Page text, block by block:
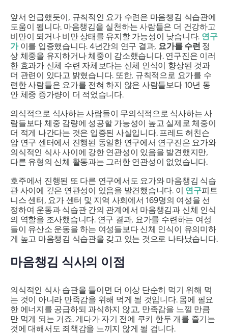
앞서 언급했듯이, 규칙적인 요가 수련은 마음챙김 식습관에
도움이 됩니다. 마음챙김을 실천하는 사람들은 더 건강하고
비만이 되거나 비만 상태를 유지할 가능성이 낮습니다. 연구
가이를 입증했습니다. 4년간의 연구 결과, 요가를 수련 정
상 체중을 유지하거나 체중이 감소했습니다. 연구진은 이러
한 효과가 신체 수련 자체보다는 신체 인식이 향상된 것과
더 관련이 있다고 밝혔습니다. 또한, 규칙적으로 요가를 수
련한 사람들은 요가를 전혀 하지 않은 사람들보다 10년 동
안 체중 증가량이 더 적었습니다.
의식적으로 식사하는 사람들이 무의식적으로 식사하는 사
람들보다 체중 감량에 성공할 가능성이 높고 실제로 체중이
더 적게 나간다는 것은 입증된 사실입니다. 프레드 허친슨
암 연구 센터에서 진행된 동일한 연구에서 연구진은 요가와
의식적인 식사 사이에 강한 연관성이 있음을 발견했지만,
다른 유형의 신체 활동과는 그러한 연관성이 없었습니다.
호주에서 진행된 또 다른 연구에서도 요가와 마음챙김 식습
관 사이에 깊은 연관성이 있음을 발견했습니다. 이 연구피트
니스 센터, 요가 센터 및 지역 사회에서 169명의 여성을 선
정하여 운동과 식습관 간의 관계에서 마음챙김과 신체 인식
의 역할을 조사했습니다. 연구 결과, 요가를 수련하는 여성
들이 유산소 운동을 하는 여성들보다 신체 인식이 유의미하
게 높고 마음챙김 식습관을 갖고 있는 것으로 나타났습니다.
마음챙김 식사의 이점
의식적인 식사 습관을 들이면 더 이상 단순히 먹기 위해 먹
는 것이 아니라 만족감을 위해 먹게 될 것입니다. 몸에 필요
한 에너지를 공급하되 과식하지 않고, 만족감을 느낄 만큼
만 먹게 되는 거죠. 게다가 자기 전에 쿠키 한두 개를 즐기는
것에 대해서도 죄책감을 느끼지 않게 될 겁니다.